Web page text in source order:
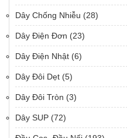
Dây Chống Nhiễu (28)
Dây Điện Đơn (23)
Dây Điện Nhật (6)
Dây Đôi Dẹt (5)
Dây Đôi Tròn (3)
Dây SUP (72)